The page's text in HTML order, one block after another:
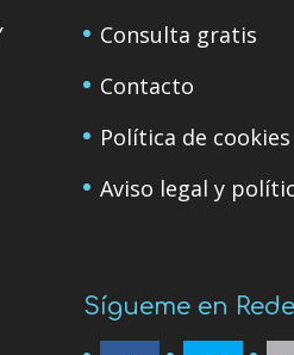
Consulta gratis
Contacto
Política de cookies
Aviso legal y
Sígueme en